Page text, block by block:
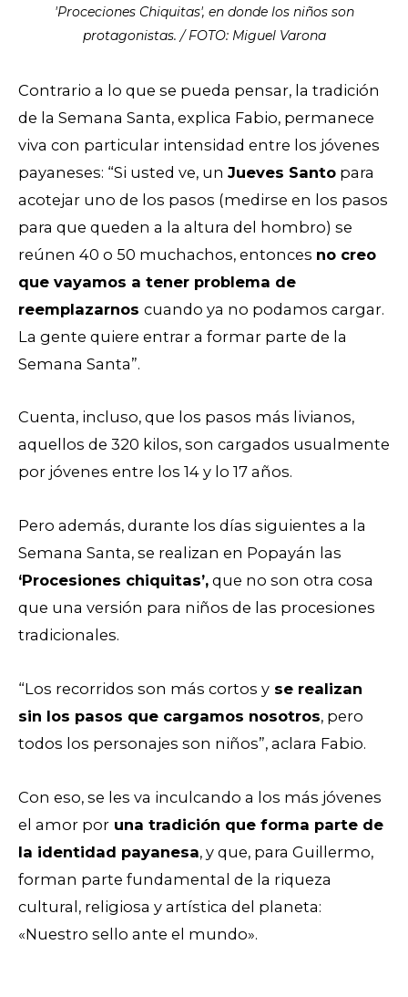
'Proceciones Chiquitas', en donde los niños son
protagonistas. / FOTO: Miguel Varona
Contrario a lo que se pueda pensar, la tradición
de la Semana Santa, explica Fabio, permanece
viva con particular intensidad entre los jóvenes
payaneses: “Si usted ve, un Jueves Santo para
acotejar uno de los pasos (medirse en los pasos
para que queden a la altura del hombro) se
reúnen 40 o 50 muchachos, entonces no creo
que vayamos a tener problema de
reemplazarnos cuando ya no podamos cargar.
La gente quiere entrar a formar parte de la
Semana Santa”.
Cuenta, incluso, que los pasos más livianos,
aquellos de 320 kilos, son cargados usualmente
por jóvenes entre los 14 y lo 17 años.
Pero además, durante los días siguientes a la
Semana Santa, se realizan en Popayán las
‘Procesiones chiquitas’, que no son otra cosa
que una versión para niños de las procesiones
tradicionales.
“Los recorridos son más cortos y se realizan
sin los pasos que cargamos nosotros, pero
todos los personajes son niños”, aclara Fabio.
Con eso, se les va inculcando a los más jóvenes
el amor por una tradición que forma parte de
la identidad payanesa, y que, para Guillermo,
forman parte fundamental de la riqueza
cultural, religiosa y artística del planeta:
«Nuestro sello ante el mundo».